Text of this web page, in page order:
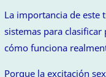
La importancia de este
sistemas para
cómo funciona
Porque la excitación